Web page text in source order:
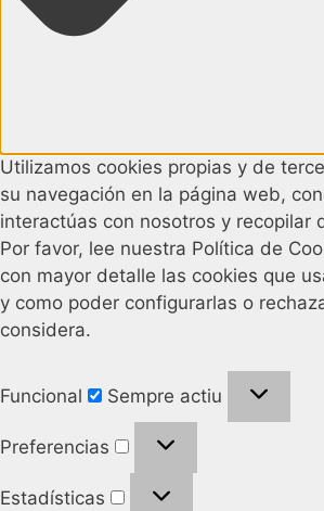
Utilizamos cookies propias y de
su navegación en la página web,
interactúas con nosotros y recopilar
Por favor, lee nuestra Política de
con mayor detalle las cookies que
y como poder configurarlas o
considera.
Funcional Sempre actiu
Preferencias
Estadísticas